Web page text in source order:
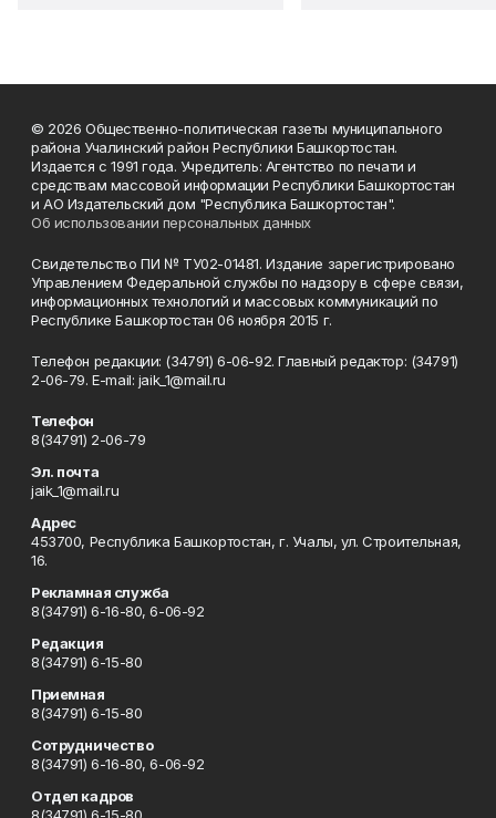
© 2026 Общественно-политическая газеты муниципального
района Учалинский район Республики Башкортостан.
Издается с 1991 года. Учредитель: Агентство по печати и
средствам массовой информации Республики Башкортостан
и АО Издательский дом "Республика Башкортостан".
Об использовании персональных данных
Свидетельство ПИ № ТУ02-01481. Издание зарегистрировано
Управлением Федеральной службы по надзору в сфере связи,
информационных технологий и массовых коммуникаций по
Республике Башкортостан 06 ноября 2015 г.
Телефон редакции: (34791) 6-06-92. Главный редактор: (34791)
2-06-79. Е-mаil: jaik_1@mail.ru
Телефон
8(34791) 2-06-79
Эл. почта
jaik_1@mail.ru
Адрес
453700, Республика Башкортостан, г. Учалы, ул. Строительная,
16.
Рекламная служба
8(34791) 6-16-80, 6-06-92
Редакция
8(34791) 6-15-80
Приемная
8(34791) 6-15-80
Сотрудничество
8(34791) 6-16-80, 6-06-92
Отдел кадров
8(34791) 6-15-80